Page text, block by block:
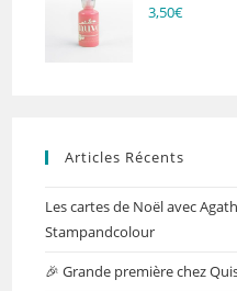
3,50€
Articles Récents
Les cartes de Noël avec
Stampandcolour
🎉 Grande première chez